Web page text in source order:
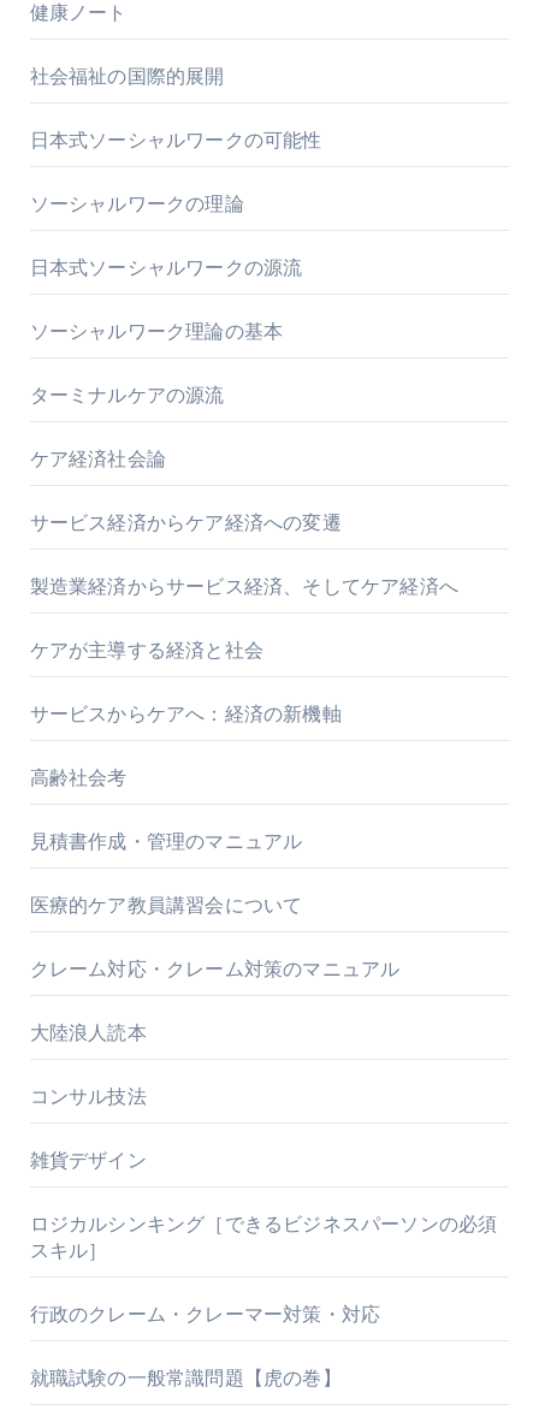
健康ノート
社会福祉の国際的展開
日本式ソーシャルワークの可能性
ソーシャルワークの理論
日本式ソーシャルワークの源流
ソーシャルワーク理論の基本
ターミナルケアの源流
ケア経済社会論
サービス経済からケア経済への変遷
製造業経済からサービス経済、そしてケア経済へ
ケアが主導する経済と社会
サービスからケアへ：経済の新機軸
高齢社会考
見積書作成・管理のマニュアル
医療的ケア教員講習会について
クレーム対応・クレーム対策のマニュアル
大陸浪人読本
コンサル技法
雑貨デザイン
ロジカルシンキング［できるビジネスパーソンの必須
スキル］
行政のクレーム・クレーマー対策・対応
就職試験の一般常識問題【虎の巻】